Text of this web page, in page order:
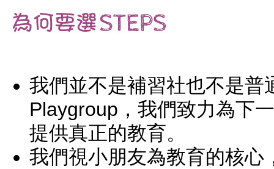
我們並不是補習社也不是普
Playgroup ，我們致力為下
提供真正的教育。
我們視小朋友為教育的核心